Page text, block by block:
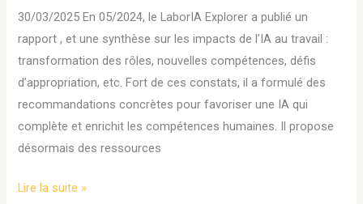
30/03/2025 En 05/2024, le LaborIA Explorer a publié un
rapport , et une synthèse sur les impacts de l’IA au travail :
transformation des rôles, nouvelles compétences, défis
d’appropriation, etc. Fort de ces constats, il a formulé des
recommandations concrètes pour favoriser une IA qui
complète et enrichit les compétences humaines. Il propose
désormais des ressources
Lire la suite »